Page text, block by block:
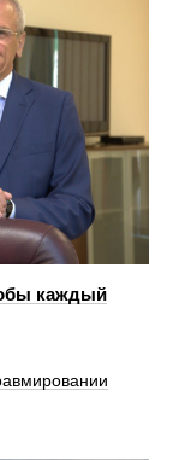
каждый